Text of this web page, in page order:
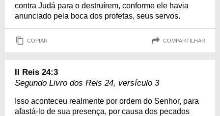
contra Judá para o destruírem, conforme ele havia
anunciado pela boca dos profetas, seus servos.
COPIAR COMPARTILHAR
II Reis 24:3
Segundo Livro dos Reis 24, versículo 3
Isso aconteceu realmente por ordem do Senhor, para
afastá-lo de sua presença, por causa dos pecados